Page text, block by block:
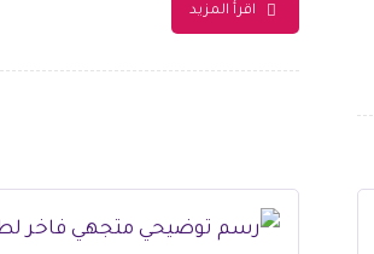
اقرأ المزيد